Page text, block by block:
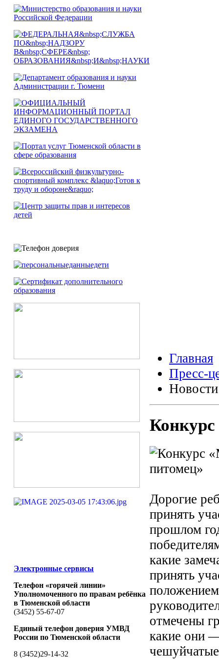
Электронные сервисы
Телефон «горячей линии»
Уполномоченного по правам ребёнка
в Тюменской области
(3452) 55-67-07
Единый телефон доверия УМВД
России по Тюменской области
8 (3452)29-14-32
Главная
Пресс-
Новости
Дорогие
принять
прошлом
какие
принять
положением
отмечены
какие они